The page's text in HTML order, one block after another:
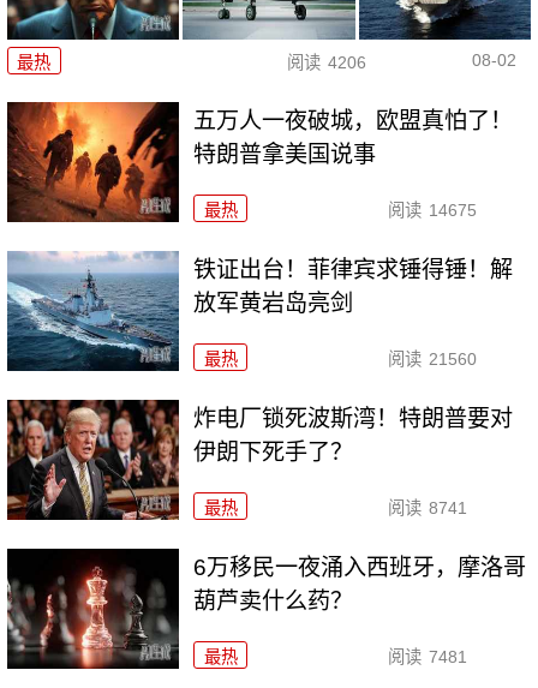
最热 阅读 4206 08-02
五万人一夜破城，欧盟真怕了！
特朗普拿美国说事
最热 阅读 14675
铁证出台！菲律宾求锤得锤！解
放军黄岩岛亮剑
最热 阅读 21560
炸电厂锁死波斯湾！特朗普要对
伊朗下死手了？
最热 阅读 8741
6万移民一夜涌入西班牙，摩洛哥
葫芦卖什么药？
最热 阅读 7481